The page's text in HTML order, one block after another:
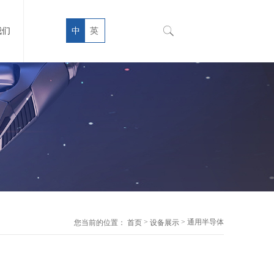
中 英
您当前的位置： 首页 > 设备展示 > 通用半导体